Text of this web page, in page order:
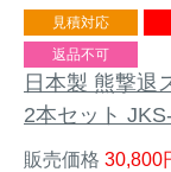
見積対応
返品不可
日本製 熊撃退
2本セット
販売価格 30,800
クマ対策